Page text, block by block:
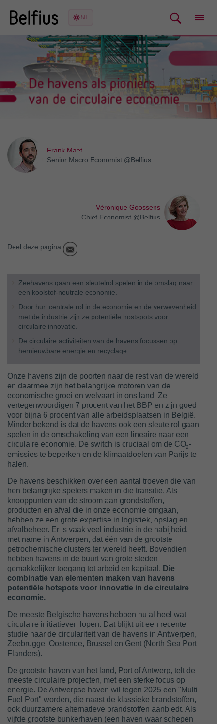
Frank Maet
Senior Macro Economist @Belfius
Véronique Goossens
Chief Economist @Belfius
Deel deze pagina:
Zeehavens gaan een sleutelrol spelen in de omslag naar
een koolstof-neutrale economie.
Door hun centrale rol in de economie en de verwevenheid
met de industrie zijn ze potentiële hostspots voor
circulaire innovatie.
De circulaire activiteiten van de havens focussen op
hernieuwbare energie en recyclage.
Onze havens zijn de poorten naar de rest van de wereld
en daarmee zijn het belangrijke motoren van de
economische groei en welvaart in ons land. Ze
vertegenwoordigen 7 procent van het BBP en zijn goed
voor bijna 6 procent van alle arbeidsplaatsen in België.
Minder bekend is dat de havens ook een sleutelrol gaan
spelen in de omschakeling van een lineaire naar een
circulaire economie. De switch is cruciaal om de CO2-
emissies te beperken en de klimaatdoelen van Parijs te
halen.
De havens beschikken over een aantal troeven die van
hen belangrijke spelers maken in die transitie. Als
knooppunten van de stroom aan grondstoffen,
producten en afval die in onze economie omgaan,
hebben ze een grote expertise in logistiek, opslag en
afvalbeheer. Er is vaak veel industrie in de nabijheid,
met name in Antwerpen, dat één van de grootste
petrochemische clusters ter wereld heeft. Bovendien
hebben havens in de buurt van grote steden
gemakkelijker toegang tot arbeid en kapitaal. Die
combinatie van elementen maken van havens
potentiële hotspots voor innovatie in de circulaire
economie.
De meeste Belgische havens hebben nu al heel wat
circulaire initiatieven lopen. Dat blijkt uit een recente
studie naar de circulariteit van de havens in Antwerpen,
Zeebrugge, Oostende, Brussel en Gent (North Sea Port
Flanders).
De grootste haven van het land, Port of Antwerp, telt de
meeste circulaire projecten, met een sterke focus op
energie. De Antwerpse haven wil tegen 2025 een "Multi
Fuel Port" worden, die naast de klassieke brandstoffen,
ook duurzamere alternatieve brandstoffen aanbiedt. Als
vijfde grootste bunkerhaven (een haven waar schepen